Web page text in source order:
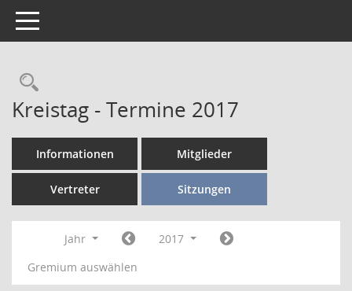
Toggle navigation
Kreistag - Termine 2017
Informationen Mitglieder
Vertreter Sitzungen
Jahr
2017
Gremium auswählen